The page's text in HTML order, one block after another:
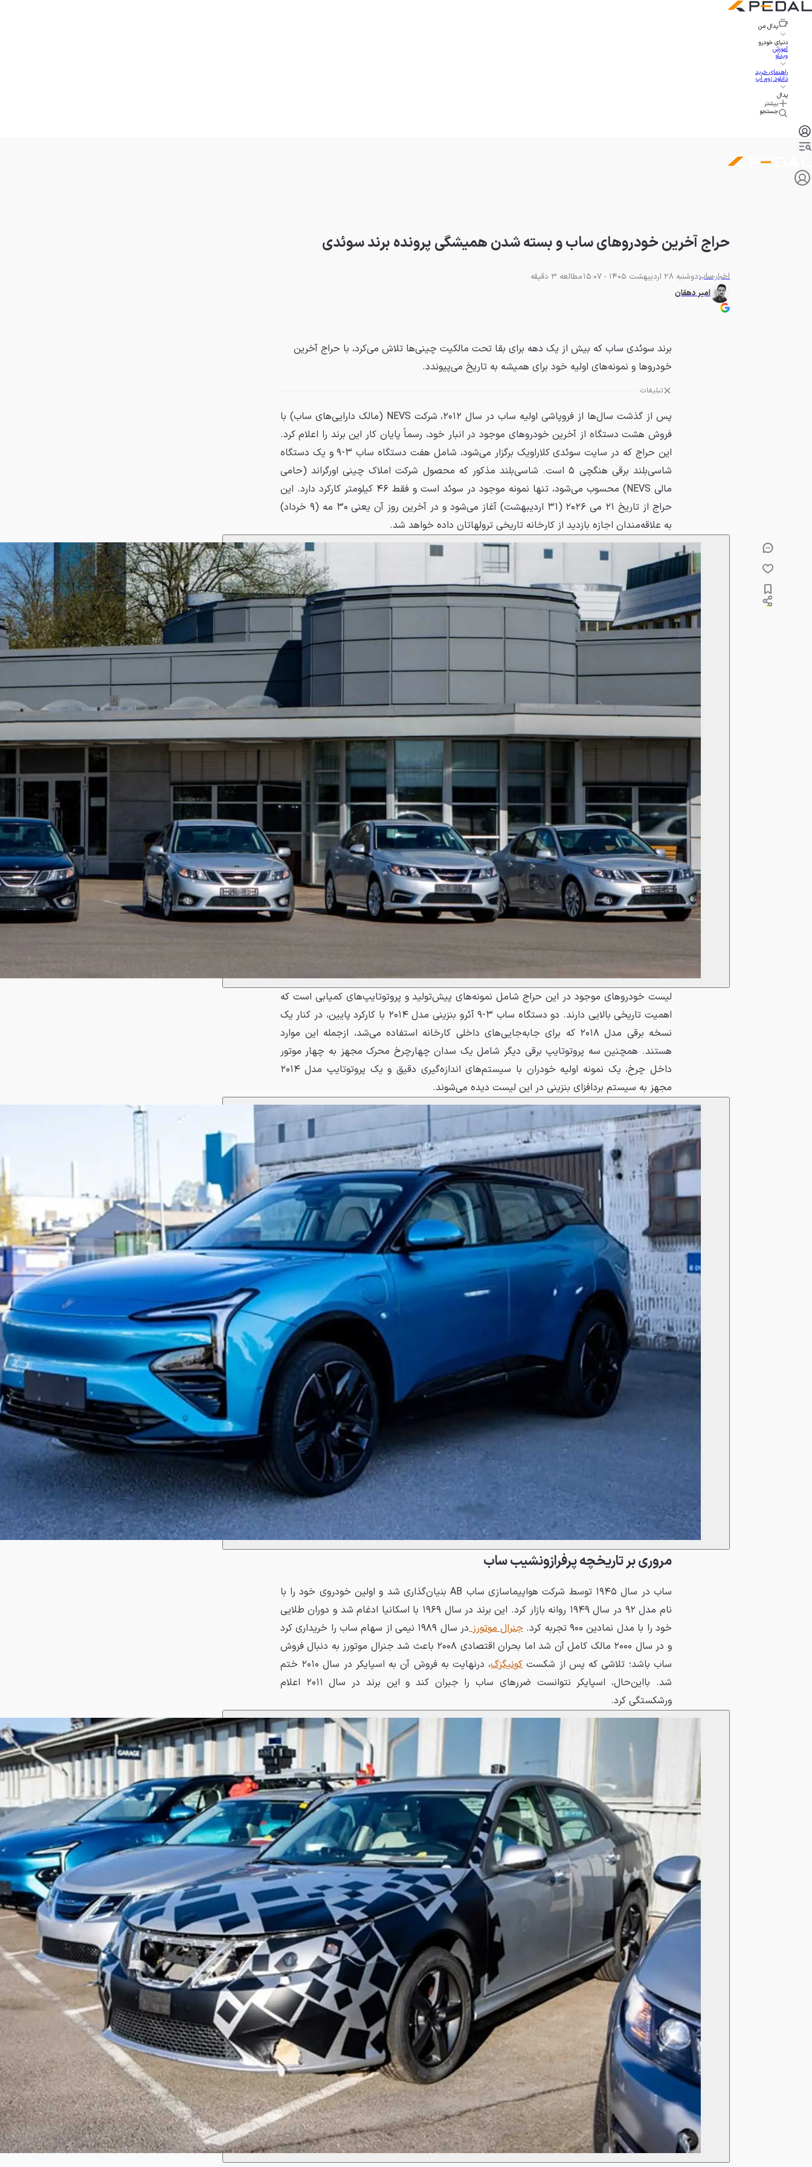
پدال من
دنیای خودرو
آموزش
ویدئو
راهنمای خرید
دانلود زوم اپ
پدال
بیشتر
جستجو
حراج آخرین خودروهای ساب و بسته شدن همیشگی پرونده برند سوئدی
اخبارسابدوشنبه 28 اردیبهشت 1405 - 15:07
مطالعه 3 دقیقه
امیر دهقان
برند سوئدی ساب که بیش از یک دهه برای بقا تحت مالکیت چینی‌ها تلاش می‌کرد، با حراج آخرین
خودروها و نمونه‌های اولیه خود برای همیشه به تاریخ می‌پیوندد.
تبلیغات
پس از گذشت سال‌ها از فروپاشی اولیه ساب در سال ۲۰۱۲، شرکت NEVS (مالک دارایی‌های ساب) با
فروش هشت دستگاه از آخرین خودروهای موجود در انبار خود، رسماً پایان کار این برند را اعلام کرد.
این حراج که در سایت سوئدی کلاراویک برگزار می‌شود، شامل هفت دستگاه ساب ۳-۹ و یک دستگاه
شاسی‌بلند برقی هنگچی ۵ است. شاسی‌بلند مذکور که محصول شرکت املاک چینی اورگراند (حامی
مالی NEVS) محسوب می‌شود، تنها نمونه موجود در سوئد است و فقط ۴۶ کیلومتر کارکرد دارد. این
حراج از تاریخ ۲۱ می ۲۰۲۶ (۳۱ اردیبهشت) آغاز می‌شود و در آخرین روز آن یعنی ۳۰ مه (۹ خرداد)
به علاقه‌مندان اجازه بازدید از کارخانه تاریخی ترولهاتان داده خواهد شد.
لیست خودروهای موجود در این حراج شامل نمونه‌های پیش‌تولید و پروتوتایپ‌های کمیابی است که
اهمیت تاریخی بالایی دارند. دو دستگاه ساب ۳-۹ آئرو بنزینی مدل ۲۰۱۴ با کارکرد پایین، در کنار یک
نسخه برقی مدل ۲۰۱۸ که برای جابه‌جایی‌های داخلی کارخانه استفاده می‌شد، ازجمله این موارد
هستند. همچنین سه پروتوتایپ برقی دیگر شامل یک سدان چهارچرخ محرک مجهز به چهار موتور
داخل چرخ، یک نمونه اولیه خودران با سیستم‌های اندازه‌گیری دقیق و یک پروتوتایپ مدل ۲۰۱۴
مجهز به سیستم بردافزای بنزینی در این لیست دیده می‌شوند.
مروری بر تاریخچه پرفرازونشیب ساب
ساب در سال ۱۹۴۵ توسط شرکت هواپیماسازی ساب AB بنیان‌گذاری شد و اولین خودروی خود را با
نام مدل ۹۲ در سال ۱۹۴۹ روانه بازار کرد. این برند در سال ۱۹۶۹ با اسکانیا ادغام شد و دوران طلایی
خود را با مدل نمادین ۹۰۰ تجربه کرد.
جنرال موتورز
در سال ۱۹۸۹ نیمی از سهام ساب را خریداری کرد
و در سال ۲۰۰۰ مالک کامل آن شد اما بحران اقتصادی ۲۰۰۸ باعث شد جنرال موتورز به دنبال فروش
ساب باشد؛ تلاشی که پس از شکستکونیگزگ
، درنهایت به فروش آن به اسپایکر در سال ۲۰۱۰ ختم
شد. بااین‌حال، اسپایکر نتوانست ضررهای ساب را جبران کند و این برند در سال ۲۰۱۱ اعلام
ورشکستگی کرد.